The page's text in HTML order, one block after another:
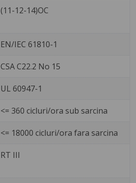
(11-12-14)OC
EN/IEC 61810-1
CSA C22.2 No 15
UL 60947-1
<= 360 cicluri/ora sub sarcina
<= 18000 cicluri/ora fara sarcina
RT III